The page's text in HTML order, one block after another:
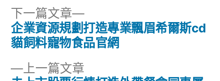
文
上一篇文章
下一篇文章
下
一
篇
企業資源規劃打造專業飄眉希爾斯cd
貓飼料寵物食品官網